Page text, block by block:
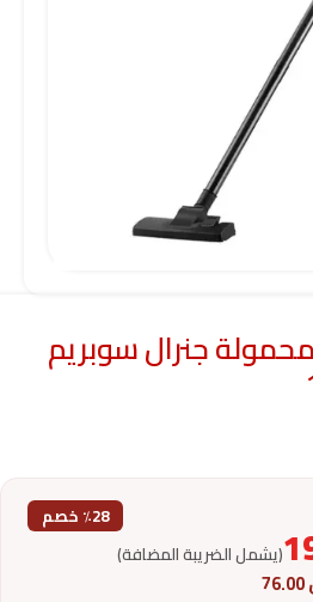
جنرال سوبريم
٪28 خصم
(يشمل الضريبة المضافة)